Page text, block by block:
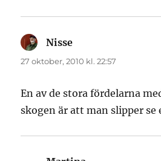
Nisse
27 oktober, 2010 kl. 22:57
En av de stora fördelarna
skogen är att man slipper se